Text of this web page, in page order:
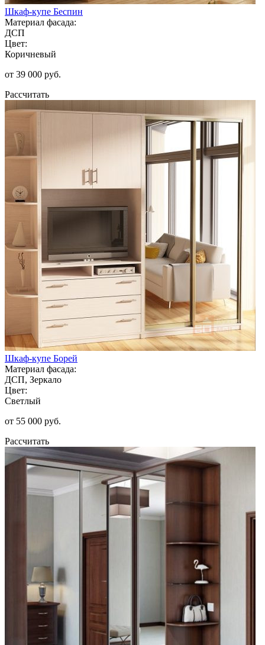
Шкаф-купе Беспин
Материал фасада:
ДСП
Цвет:
Коричневый
от 39 000 руб.
Рассчитать
Шкаф-купе Борей
Материал фасада:
ДСП, Зеркало
Цвет:
Светлый
от 55 000 руб.
Рассчитать